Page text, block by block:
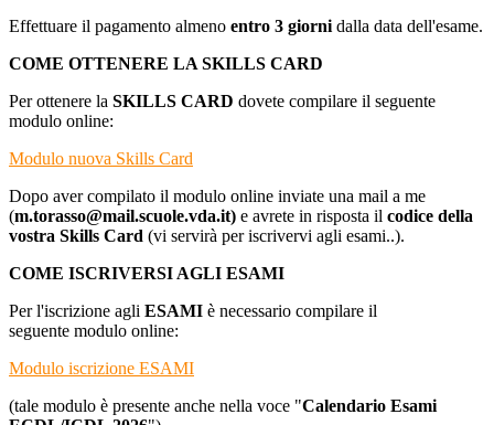
Effettuare il pagamento almeno entro 3 giorni dalla data dell'esame.
COME OTTENERE LA SKILLS CARD
Per ottenere la SKILLS CARD dovete compilare il seguente
modulo online:
Modulo nuova Skills Card
Dopo aver compilato il modulo online inviate una mail a me
(m.torasso@mail.scuole.vda.it) e avrete in risposta il codice della
vostra Skills Card (vi servirà per iscrivervi agli esami..).
COME ISCRIVERSI AGLI ESAMI
Per l'iscrizione agli ESAMI è necessario compilare il
seguente modulo online:
Modulo iscrizione ESAMI
(tale modulo è presente anche nella voce "Calendario Esami